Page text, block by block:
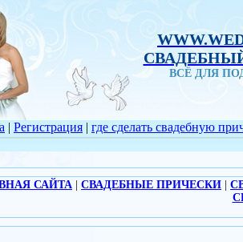
ВСЁ ДЛЯ
| Регистрация | где сделать свадебную
САЙТА СВАДЕБНЫЕ ПРИЧЕСКИ